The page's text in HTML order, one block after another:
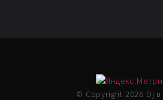
© Copyright 2026 Dj